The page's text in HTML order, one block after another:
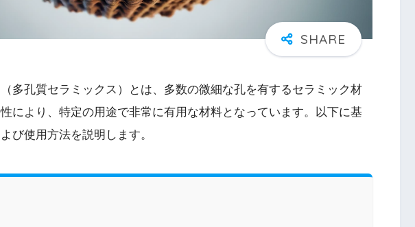
多孔質セラミックス）とは、多数の微細な孔を有するセラミック材
により、特定の用途で非常に有用な材料となっています。以下に基
び使用方法を説明します。